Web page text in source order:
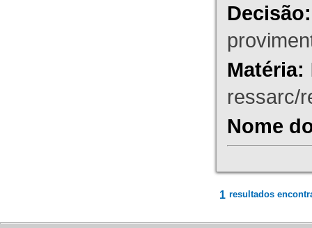
Decisão:
Matéria:
ressarc/
Nome
1 resultados